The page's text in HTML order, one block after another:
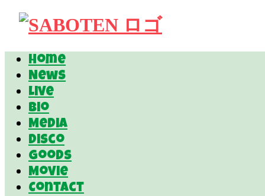
Home
News
Live
Bio
Media
Disco
Goods
Movie
Contact